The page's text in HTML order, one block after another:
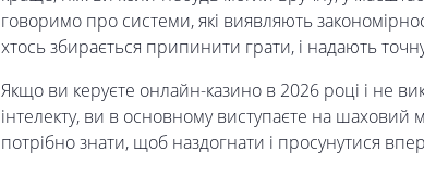
говоримо про системи, які виявляють
хтось збирається припинити грати, і надають
Якщо ви керуєте онлайн-казино в 2026 році і не
інтелекту, ви в основному виступаєте на
потрібно знати, щоб наздогнати і просунутися